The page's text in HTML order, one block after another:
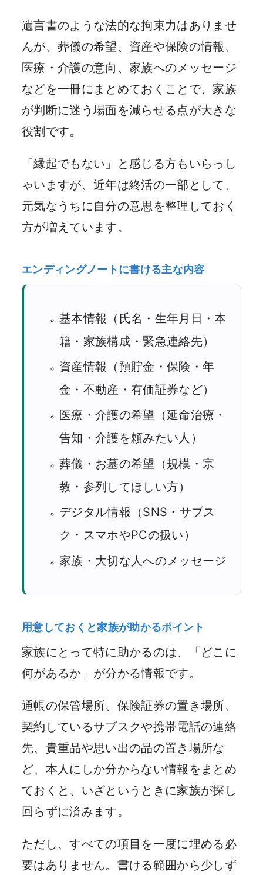
遺言書のような法的な拘束力はありませ
んが、葬儀の希望、資産や保険の情報、
医療・介護の意向、家族へのメッセージ
などを一冊にまとめておくことで、家族
が判断に迷う場面を減らせる点が大きな
役割です。
「縁起でもない」と感じる方もいらっし
ゃいますが、近年は終活の一部として、
元気なうちに自分の意思を整理しておく
方が増えています。
エンディングノートに書ける主な内容
基本情報（氏名・生年月日・本
籍・家族構成・緊急連絡先）
資産情報（預貯金・保険・年
金・不動産・有価証券など）
医療・介護の希望（延命治療・
告知・介護を頼みたい人）
葬儀・お墓の希望（規模・宗
教・参列してほしい方）
デジタル情報（SNS・サブス
ク・スマホやPCの扱い）
家族・大切な人へのメッセージ
用意しておくと家族が助かるポイント
家族にとって特に助かるのは、「どこに
何があるか」が分かる情報です。
通帳の保管場所、保険証券の置き場所、
契約しているサブスクや携帯電話の連絡
先、貴重品や思い出の品の置き場所な
ど、本人にしか分からない情報をまとめ
ておくと、いざというときに家族が探し
回らずに済みます。
ただし、すべての項目を一度に埋める必
要はありません。書ける範囲から少しず